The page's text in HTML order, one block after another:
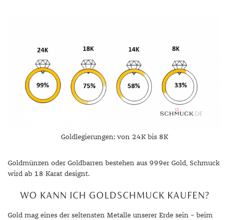
Goldlegierungen: von 24K bis 8K
Goldmünzen oder Goldbarren bestehen aus 999er Gold, Schmuck
wird ab 18 Karat designt.
WO KANN ICH GOLDSCHMUCK KAUFEN?
Gold mag eines der seltensten Metalle unserer Erde sein – beim